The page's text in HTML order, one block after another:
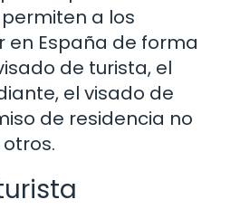
a los
en España de forma
de turista, el
el visado de
de residencia no